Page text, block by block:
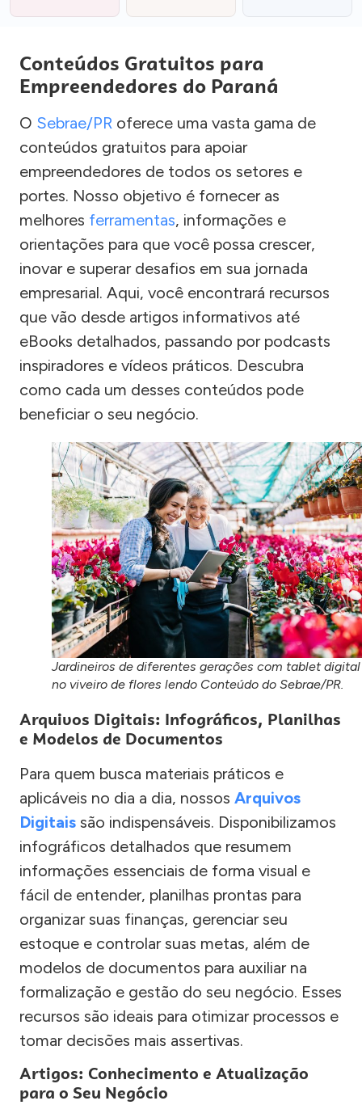
Conteúdos Gratuitos para
Empreendedores do Paraná
O Sebrae/PR oferece uma vasta gama de
conteúdos gratuitos para apoiar
empreendedores de todos os setores e
portes. Nosso objetivo é fornecer as
melhores ferramentas, informações e
orientações para que você possa crescer,
inovar e superar desafios em sua jornada
empresarial. Aqui, você encontrará recursos
que vão desde artigos informativos até
eBooks detalhados, passando por podcasts
inspiradores e vídeos práticos. Descubra
como cada um desses conteúdos pode
beneficiar o seu negócio.
Jardineiros de diferentes gerações com tablet digital
no viveiro de flores lendo Conteúdo do Sebrae/PR.
Arquivos Digitais: Infográficos, Planilhas
e Modelos de Documentos
Para quem busca materiais práticos e
aplicáveis no dia a dia, nossos Arquivos
Digitais são indispensáveis. Disponibilizamos
infográficos detalhados que resumem
informações essenciais de forma visual e
fácil de entender, planilhas prontas para
organizar suas finanças, gerenciar seu
estoque e controlar suas metas, além de
modelos de documentos para auxiliar na
formalização e gestão do seu negócio. Esses
recursos são ideais para otimizar processos e
tomar decisões mais assertivas.
Artigos: Conhecimento e Atualização
para o Seu Negócio